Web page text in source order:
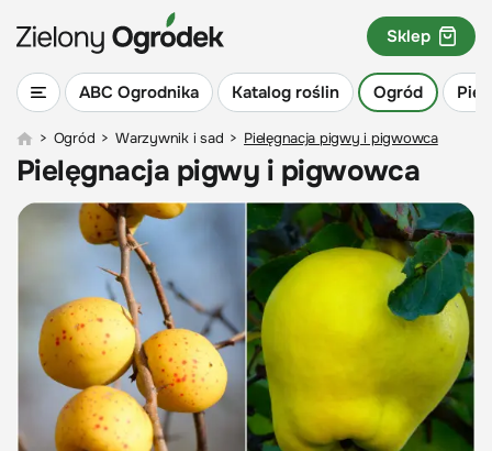
ABC Ogrodnika Katalog roślin Ogród
Sklep
> Ogród > Warzywnik i sad > Pielęgnacja pigwy i pigwowca
Pielęgnacja pigwy i pigwowca